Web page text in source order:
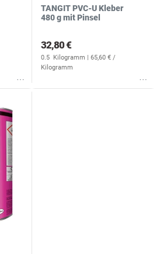
TANGIT PVC-U Kleber
480 g mit Pinsel
32,80 €
0.5 Kilogramm | 65,60 € /
Kilogramm